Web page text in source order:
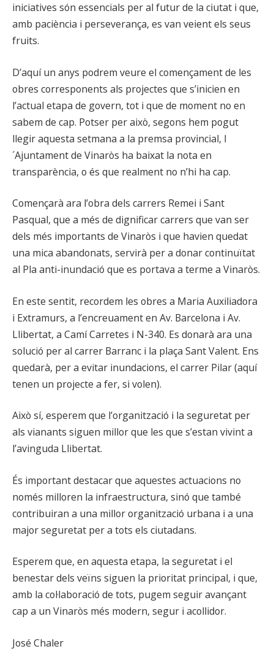
iniciatives són essencials per al futur de la ciutat i que,
amb paciència i perseverança, es van veient els seus
fruits.
D’aquí un anys podrem veure el començament de les
obres corresponents als projectes que s’inicien en
l’actual etapa de govern, tot i que de moment no en
sabem de cap. Potser per això, segons hem pogut
llegir aquesta setmana a la premsa provincial, l
´Ajuntament de Vinaròs ha baixat la nota en
transparència, o és que realment no n’hi ha cap.
Començarà ara l’obra dels carrers Remei i Sant
Pasqual, que a més de dignificar carrers que van ser
dels més importants de Vinaròs i que havien quedat
una mica abandonats, servirà per a donar continuïtat
al Pla anti-inundació que es portava a terme a Vinaròs.
En este sentit, recordem les obres a Maria Auxiliadora
i Extramurs, a l’encreuament en Av. Barcelona i Av.
Llibertat, a Camí Carretes i N-340. Es donarà ara una
solució per al carrer Barranc i la plaça Sant Valent. Ens
quedarà, per a evitar inundacions, el carrer Pilar (aquí
tenen un projecte a fer, si volen).
Això sí, esperem que l’organització i la seguretat per
als vianants siguen millor que les que s’estan vivint a
l’avinguda Llibertat.
És important destacar que aquestes actuacions no
només milloren la infraestructura, sinó que també
contribuiran a una millor organització urbana i a una
major seguretat per a tots els ciutadans.
Esperem que, en aquesta etapa, la seguretat i el
benestar dels veïns siguen la prioritat principal, i que,
amb la col·laboració de tots, pugem seguir avançant
cap a un Vinaròs més modern, segur i acollidor.
José Chaler